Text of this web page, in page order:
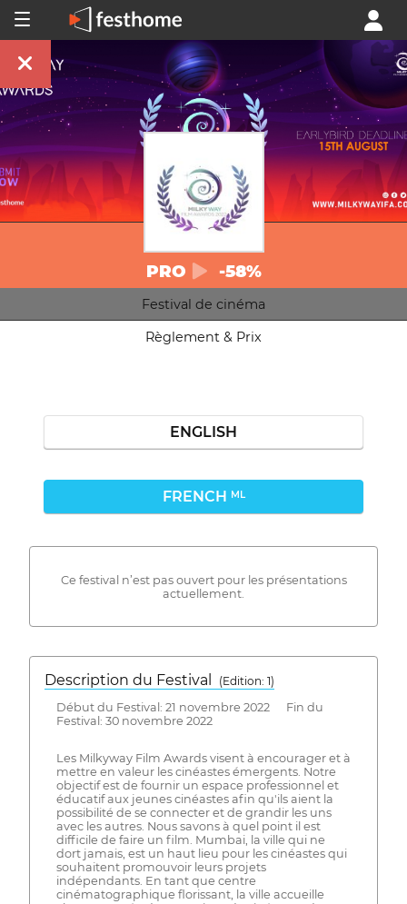
PRO -58%
Festival de cinéma
Règlement & Prix
ENGLISH
FRENCH ML
Ce festival n’est pas ouvert pour les présentations
actuellement.
Description du Festival
( Edition: 1)
Début du Festival: 21 novembre 2022 Fin du
Festival: 30 novembre 2022
Les Milkyway Film Awards visent à encourager et à
mettre en valeur les cinéastes émergents. Notre
objectif est de fournir un espace professionnel et
éducatif aux jeunes cinéastes afin qu'ils aient la
possibilité de se connecter et de grandir les uns
avec les autres. Nous savons à quel point il est
difficile de faire un film. Mumbai, la ville qui ne
dort jamais, est un haut lieu pour les cinéastes qui
souhaitent promouvoir leurs projets
indépendants. En tant que centre
cinématographique florissant, la ville accueille